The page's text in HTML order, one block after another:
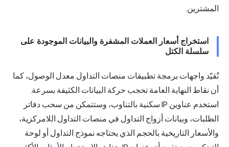
المشترين.
استخراج أسعار العملات المشفرة والبيانات الموجودة على
سلسلة الكتل
تُقيّد واجهات برمجة تطبيقات منصات التداول معدل الوصول، كما
أن نقاط النهاية العامة تحجب حركة البيانات الكثيفة بسرعة.
استخدم عناوين IP سكنية بالتناوب، وستتمكن من سحب دفاتر
الطلبات، وبيانات أزواج التداول في منصات التداول اللامركزية،
والأسعار التاريخية بالحجم الذي يحتاجه نموذج التداول أو لوحة